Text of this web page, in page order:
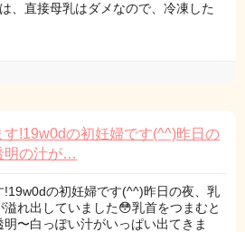
、直接母乳はダメなので、冷凍した
す!19w0dの初妊婦です(^^)昨日の
明の汁が…
!19w0dの初妊婦です(^^)昨日の夜、乳
れ出していました😳乳首をつまむと
〜白っぽい汁がいっぱい出てきま